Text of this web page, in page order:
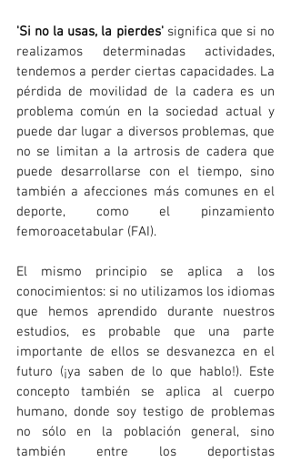
'Si no la usas, la pierdes' significa que si no
realizamos determinadas actividades,
tendemos a perder ciertas capacidades. La
pérdida de movilidad de la cadera es un
problema común en la sociedad actual y
puede dar lugar a diversos problemas, que
no se limitan a la artrosis de cadera que
puede desarrollarse con el tiempo, sino
también a afecciones más comunes en el
deporte, como el pinzamiento
femoroacetabular (FAI).
El mismo principio se aplica a los
conocimientos: si no utilizamos los idiomas
que hemos aprendido durante nuestros
estudios, es probable que una parte
importante de ellos se desvanezca en el
futuro (¡ya saben de lo que hablo!). Este
concepto también se aplica al cuerpo
humano, donde soy testigo de problemas
no sólo en la población general, sino
también entre los deportistas